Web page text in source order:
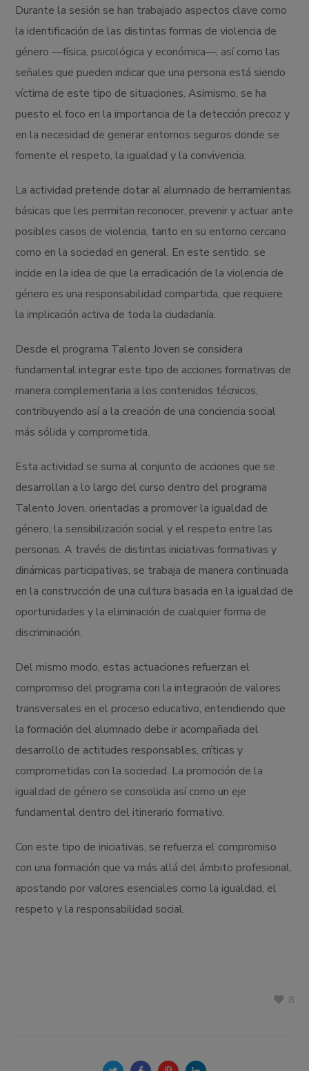
Durante la sesión se han trabajado aspectos clave como
la identificación de las distintas formas de violencia de
género —física, psicológica y económica—, así como las
señales que pueden indicar que una persona está siendo
víctima de este tipo de situaciones. Asimismo, se ha
puesto el foco en la importancia de la detección precoz y
en la necesidad de generar entornos seguros donde se
fomente el respeto, la igualdad y la convivencia.
La actividad pretende dotar al alumnado de herramientas
básicas que les permitan reconocer, prevenir y actuar ante
posibles casos de violencia, tanto en su entorno cercano
como en la sociedad en general. En este sentido, se
incide en la idea de que la erradicación de la violencia de
género es una responsabilidad compartida, que requiere
la implicación activa de toda la ciudadanía.
Desde el programa Talento Joven se considera
fundamental integrar este tipo de acciones formativas de
manera complementaria a los contenidos técnicos,
contribuyendo así a la creación de una conciencia social
más sólida y comprometida.
Esta actividad se suma al conjunto de acciones que se
desarrollan a lo largo del curso dentro del programa
Talento Joven, orientadas a promover la igualdad de
género, la sensibilización social y el respeto entre las
personas. A través de distintas iniciativas formativas y
dinámicas participativas, se trabaja de manera continuada
en la construcción de una cultura basada en la igualdad de
oportunidades y la eliminación de cualquier forma de
discriminación.
Del mismo modo, estas actuaciones refuerzan el
compromiso del programa con la integración de valores
transversales en el proceso educativo, entendiendo que
la formación del alumnado debe ir acompañada del
desarrollo de actitudes responsables, críticas y
comprometidas con la sociedad. La promoción de la
igualdad de género se consolida así como un eje
fundamental dentro del itinerario formativo.
Con este tipo de iniciativas, se refuerza el compromiso
con una formación que va más allá del ámbito profesional,
apostando por valores esenciales como la igualdad, el
respeto y la responsabilidad social.
8